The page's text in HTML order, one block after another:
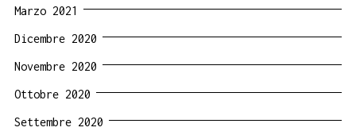
Marzo 2021
Dicembre 2020
Novembre 2020
Ottobre 2020
Settembre 2020